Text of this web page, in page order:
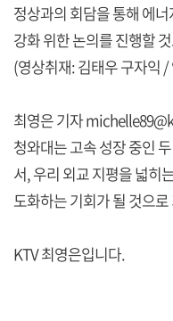
정상과의 회담을 통해 에
강화 위한 논의를 진행할
(영상취재: 김태우 구자익
최영은 기자
청와대는 고속 성장 중인
서, 우리 외교 지평을 넓히
도화하는 기회가 될 것으
KTV 최영은입니다.